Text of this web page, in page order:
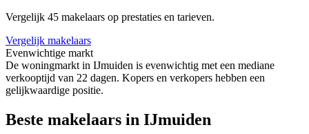
Vergelijk 45 makelaars op prestaties en tarieven.
Vergelijk makelaars
Evenwichtige markt
De woningmarkt in IJmuiden is evenwichtig met een mediane
verkooptijd van 22 dagen. Kopers en verkopers hebben een
gelijkwaardige positie.
Beste makelaars in IJmuiden